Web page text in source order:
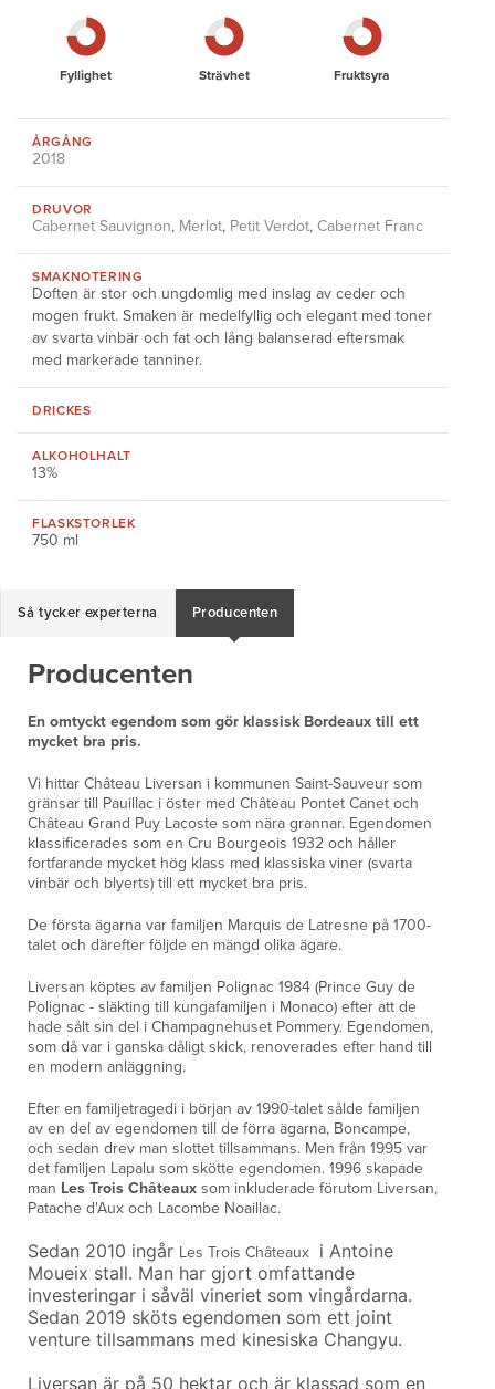
Fyllighet Strävhet Fruktsyra
ÅRGÅNG
2018
DRUVOR
Cabernet Sauvignon, Merlot, Petit Verdot, Cabernet Franc
SMAKNOTERING
Doften är stor och ungdomlig med inslag av ceder och
mogen frukt. Smaken är medelfyllig och elegant med toner
av svarta vinbär och fat och lång balanserad eftersmak
med markerade tanniner.
DRICKES
ALKOHOLHALT
13%
FLASKSTORLEK
750 ml
Så tycker experterna Producenten
Producenten
En omtyckt egendom som gör klassisk Bordeaux till ett
mycket bra pris.
Vi hittar Château Liversan i kommunen Saint-Sauveur som
gränsar till Pauillac i öster med Château Pontet Canet och
Château Grand Puy Lacoste som nära grannar. Egendomen
klassificerades som en Cru Bourgeois 1932 och håller
fortfarande mycket hög klass med klassiska viner (svarta
vinbär och blyerts) till ett mycket bra pris.
De första ägarna var familjen Marquis de Latresne på 1700-
talet och därefter följde en mängd olika ägare.
Liversan köptes av familjen Polignac 1984 (Prince Guy de
Polignac - släkting till kungafamiljen i Monaco) efter att de
hade sålt sin del i Champagnehuset Pommery. Egendomen,
som då var i ganska dåligt skick, renoverades efter hand till
en modern anläggning.
Efter en familjetragedi i början av 1990-talet sålde familjen
av en del av egendomen till de förra ägarna, Boncampe,
och sedan drev man slottet tillsammans. Men från 1995 var
det familjen Lapalu som skötte egendomen. 1996 skapade
man Les Trois Châteaux som inkluderade förutom Liversan,
Patache d'Aux och Lacombe Noaillac.
Sedan 2010 ingår Les Trois Châteaux i Antoine
Moueix stall. Man har gjort omfattande
investeringar i såväl vineriet som vingårdarna.
Sedan 2019 sköts egendomen som ett joint
venture tillsammans med kinesiska Changyu.
Liversan är på 50 hektar och är klassad som en